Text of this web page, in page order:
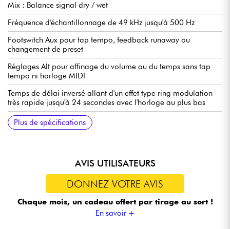
Mix : Balance signal dry / wet
Fréquence d'échantillonnage de 49 kHz jusqu'à 500 Hz
Footswitch Aux pour tap tempo, feedback runaway ou
changement de preset
Réglages Alt pour affinage du volume ou du temps sans tap
tempo ni horloge MIDI
Temps de délai inversé allant d'un effet type ring modulation
très rapide jusqu'à 24 secondes avec l'horloge au plus bas
Signal direct analogique
Contrôle par pédale d'expression et MIDI sur tous les
paramètres
Presets intégrés, avec contrôle via MIDI
Mode Buffered Trails ou True Bypass
Footswitch soft-touch
Fabriquée à la main en Oklahoma, USA
Alimentation (non fournie) en 9 Volts DC standard
Plus de spécifications
AVIS UTILISATEURS
DONNEZ VOTRE AVIS
Chaque mois, un cadeau offert par tirage au sort !
En savoir +